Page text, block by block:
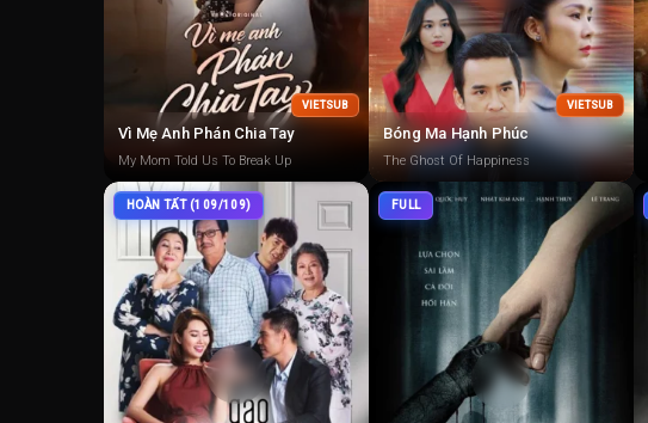
VIETSUB
Vì Mẹ Anh Phán Chia Tay
My Mom Told Us To Break Up
VIETSUB
Bóng Ma Hạnh Phúc
The Ghost Of Happiness
HOÀN TẤT (109/109) FULL